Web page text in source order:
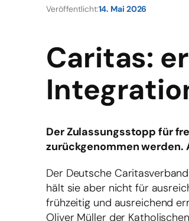
Veröffentlicht:14. Mai 2026
Caritas:
Der Zulassungsstopp für
zurückgenommen werden.
Der Deutsche
hält sie aber nicht für
frühzeitig und ausreichend
Oliver Müller der